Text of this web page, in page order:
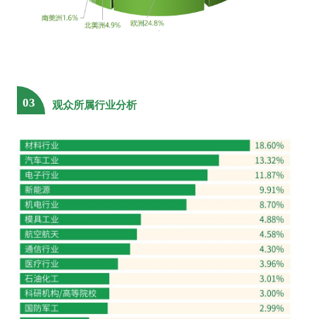
杭州热威电热科技股份有限公司
杭州象限科技有限公司
杭州小电科技股份有限公司
豪威半导体
合肥工业大学
合肥芯碁微电子装备股份有限公司
和成（中国）
和也健康科技有限公司
河北工业大学
河北久联环保科技有限公司
河钢工业技术服务有限公司
河南江华工量具有限公司
河南驼人医疗器械集团有限公司
核工业第八研究所
核工业理化工程研究院
贺利氏
赫格纳斯（中国）有限公司
横店集团
鸿日达科技股份有限公司
03 观众所属行业分析